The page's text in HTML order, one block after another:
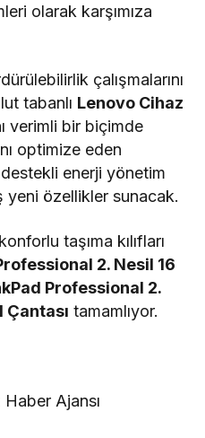
olarak karşımıza
çalışmalarını
tabanlı Lenovo Cihaz
verimli bir biçimde
optimize eden
enerji yönetim
yeni özellikler sunacak.
taşıma kılıfları
2. Nesil 16
Professional 2.
Çantası tamamlıyor.
Ajansı